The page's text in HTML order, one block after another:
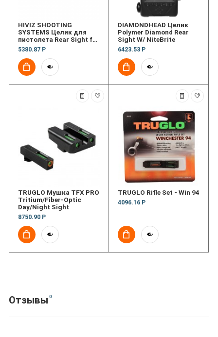
HIVIZ SHOOTING
SYSTEMS Целик для
пистолета Rear Sight for
Taurus PT 1911 pistol
5380.87 Р
DIAMONDHEAD Целик
Polymer Diamond Rear
Sight W/ NiteBrite
6423.53 Р
TRUGLO Мушка TFX PRO
Tritium/Fiber-Optic
Day/Night Sight
8750.90 Р
TRUGLO Rifle Set - Win 94
4096.16 Р
Отзывы 0